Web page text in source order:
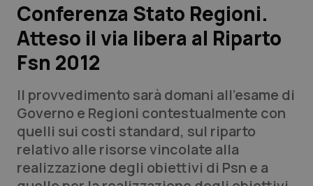
Scienza e Farmaci
Studi e Analisi
Lettere al direttore
Edizioni Regionali
Conferenza Stato Regioni.
Atteso il via libera al Riparto
Fsn 2012
Il provvedimento sarà domani all'esame di
Governo e Regioni contestualmente con
quelli sui costi standard, sul riparto
relativo alle risorse vincolate alla
realizzazione degli obiettivi di Psn e a